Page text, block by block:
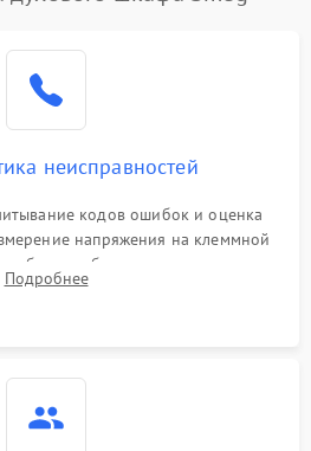
неисправностей
кодов ошибок и оценка
напряжения на клеммной
на проблемы с нагревом,
или блокировкой дверцы.
Подробнее